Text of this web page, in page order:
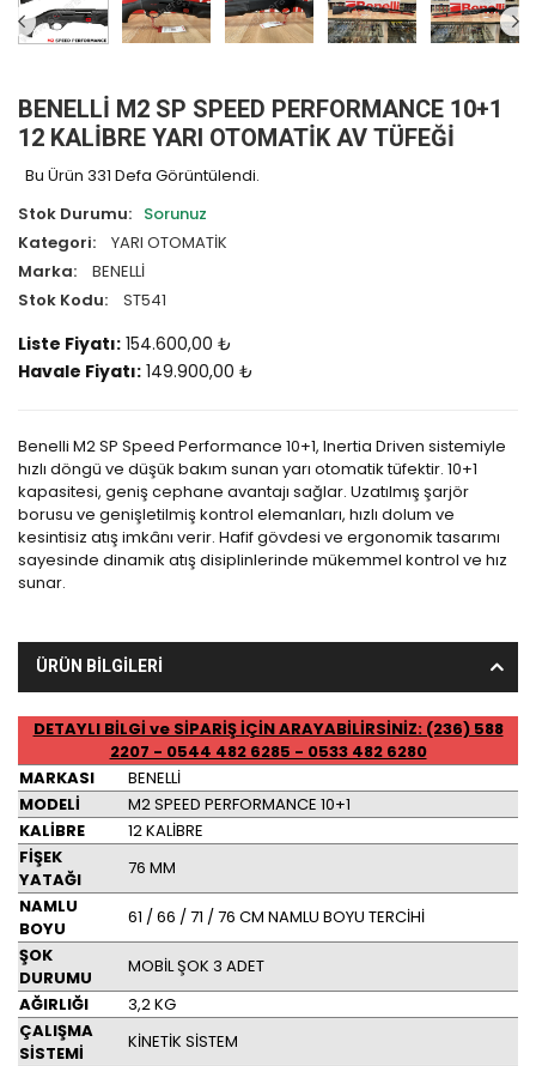
BENELLİ M2 SP SPEED PERFORMANCE 10+1
12 KALİBRE YARI OTOMATİK AV TÜFEĞİ
Bu Ürün 331 Defa Görüntülendi.
Stok Durumu: Sorunuz
Kategori:
YARI OTOMATİK
Marka:
BENELLİ
Stok Kodu:
ST541
Liste Fiyatı: 154.600,00 ₺
Havale Fiyatı: 149.900,00 ₺
Benelli M2 SP Speed Performance 10+1, Inertia Driven sistemiyle
hızlı döngü ve düşük bakım sunan yarı otomatik tüfektir. 10+1
kapasitesi, geniş cephane avantajı sağlar. Uzatılmış şarjör
borusu ve genişletilmiş kontrol elemanları, hızlı dolum ve
kesintisiz atış imkânı verir. Hafif gövdesi ve ergonomik tasarımı
sayesinde dinamik atış disiplinlerinde mükemmel kontrol ve hız
sunar.
ÜRÜN BİLGİLERİ
DETAYLI BİLGİ ve SİPARİŞ İÇİN ARAYABİLİRSİNİZ: (236) 588
2207 - 0544 482 6285 - 0533 482 6280
MARKASI
BENELLİ
MODELİ
M2 SPEED PERFORMANCE 10+1
KALİBRE
12 KALİBRE
FİŞEK
YATAĞI
76 MM
NAMLU
BOYU
61 / 66 / 71 / 76 CM NAMLU BOYU TERCİHİ
ŞOK
DURUMU
MOBİL ŞOK 3 ADET
AĞIRLIĞI
3,2 KG
ÇALIŞMA
SİSTEMİ
KİNETİK SİSTEM